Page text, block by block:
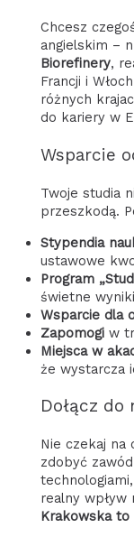
Chcesz
angielskim –
Biorefinery,
Francji i
różnych
do kariery w
Wsparcie
Twoje studia
przeszkodą.
Stypendia
ustawowe
Program
świetne
Wsparcie dla
Zapomogiw
Miejsca w
że wystarcza
Dołącz do
Nie czekaj na
zdobyć
realny wpływ
Krakowska to